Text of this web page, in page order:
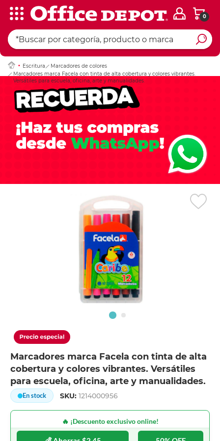
0
Escritura
Marcadores de colores
Marcadores marca Facela con tinta de alta cobertura y colores vibrantes.
Versátiles para escuela, oficina, arte y manualidades.
Marcadores marca Facela con tinta de alta
cobertura y colores vibrantes. Versátiles
para escuela, oficina, arte y manualidades.
En stock SKU:1214000956
🔥 ¡Descuento exclusivo online!
Ingresar Codigo